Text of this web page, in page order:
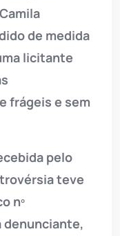
de medida
licitante
frágeis e sem
pelo
teve
nº
denunciante,